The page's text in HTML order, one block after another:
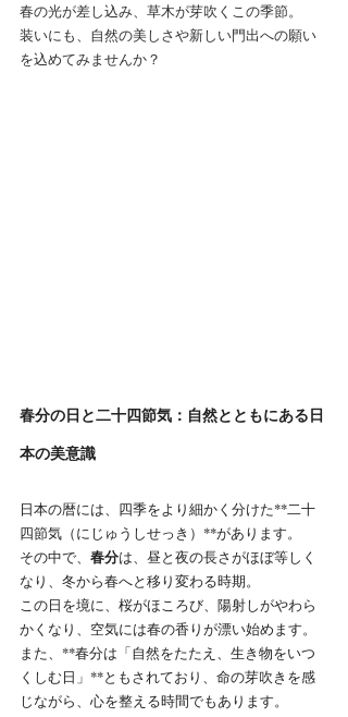
春の光が差し込み、草木が芽吹くこの季節。
装いにも、自然の美しさや新しい門出への願い
を込めてみませんか？
春分の日と二十四節気：自然とともにある日
本の美意識
日本の暦には、四季をより細かく分けた**二十
四節気（にじゅうしせっき）**があります。
その中で、 春分は、昼と夜の長さがほぼ等しく
なり、冬から春へと移り変わる時期。
この日を境に、桜がほころび、陽射しがやわら
かくなり、空気には春の香りが漂い始めます。
また、**春分は「自然をたたえ、生き物をいつ
くしむ日」**ともされており、命の芽吹きを感
じながら、心を整える時間でもあります。